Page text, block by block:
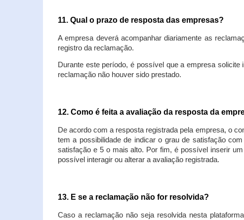
11. Qual o prazo de resposta das empresas?
A empresa deverá acompanhar diariamente as
registro da reclamação.
Durante este período, é possível que a empresa
reclamação não houver sido prestado.
12. Como é feita a avaliação da resposta da
De acordo com a resposta registrada pela empresa, o
tem a possibilidade de indicar o grau de satisfação
satisfação e 5 o mais alto. Por fim, é possível inserir
possível interagir ou alterar a avaliação registrada.
13. E se a reclamação não for resolvida?
Caso a reclamação não seja resolvida nesta